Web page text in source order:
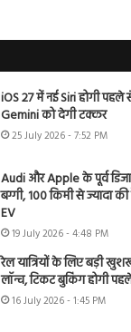
iOS 27 में नई Siri होगी पहले
Gemini को देगी टक्कर
25 July 2026 - 7:52 PM
Audi और Apple के पूर्व
बग्गी, 100 किमी से ज्यादा
EV
19 July 2026 - 4:48 PM
रेल यात्रियों के लिए बड़ी
लॉन्च, टिकट बुकिंग होगी
16 July 2026 - 1:45 PM